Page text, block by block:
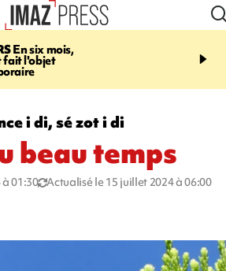
En six mois,
fait l'objet
17:17
Angeles, un homme vit
i di, sé zot i di
beau temps
01:30 Actualisé le 15 juillet 2024 à 06:00